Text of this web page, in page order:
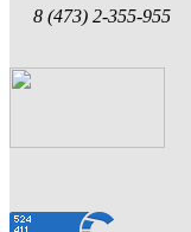
8 (473) 2-355-955